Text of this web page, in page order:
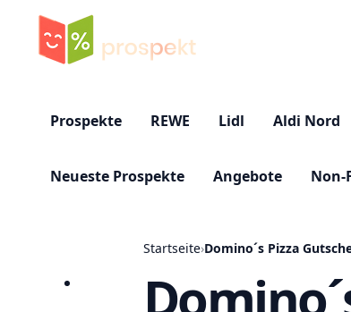
Prospekte REWE Lidl Aldi Nord
Neueste Prospekte Angebote Non-
Startseite
Startseite›Domino´s Pizza